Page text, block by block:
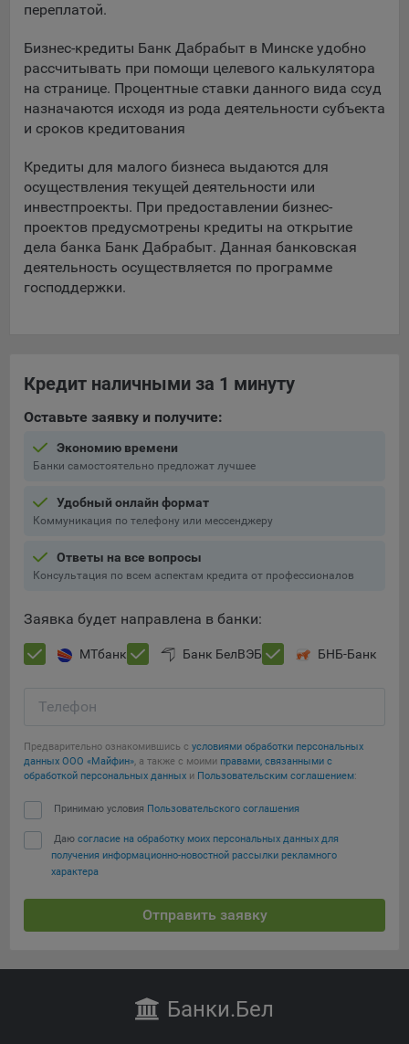
переплатой.
Бизнес-кредиты Банк Дабрабыт в Минске удобно
рассчитывать при помощи целевого калькулятора
на странице. Процентные ставки данного вида ссуд
назначаются исходя из рода деятельности субъекта
и сроков кредитования
Кредиты для малого бизнеса выдаются для
осуществления текущей деятельности или
инвестпроекты. При предоставлении бизнес-
проектов предусмотрены кредиты на открытие
дела банка Банк Дабрабыт. Данная банковская
деятельность осуществляется по программе
господдержки.
Кредит наличными за 1 минуту
Оставьте заявку и получите:
Экономию времени
Банки самостоятельно предложат лучшее
Удобный онлайн формат
Коммуникация по телефону или мессенджеру
Ответы на все вопросы
Консультация по всем аспектам кредита от профессионалов
Заявка будет направлена в банки:
МТбанк Банк БелВЭБ БНБ-Банк
Телефон
Предварительно ознакомившись с условиями обработки персональных
данных ООО «Майфин», а также с моими правами, связанными с
обработкой персональных данных и Пользовательским соглашением:
Принимаю условия Пользовательского соглашения
Даю согласие на обработку моих персональных данных для
получения информационно-новостной рассылки рекламного
характера
Отправить заявку
Банки.Бел